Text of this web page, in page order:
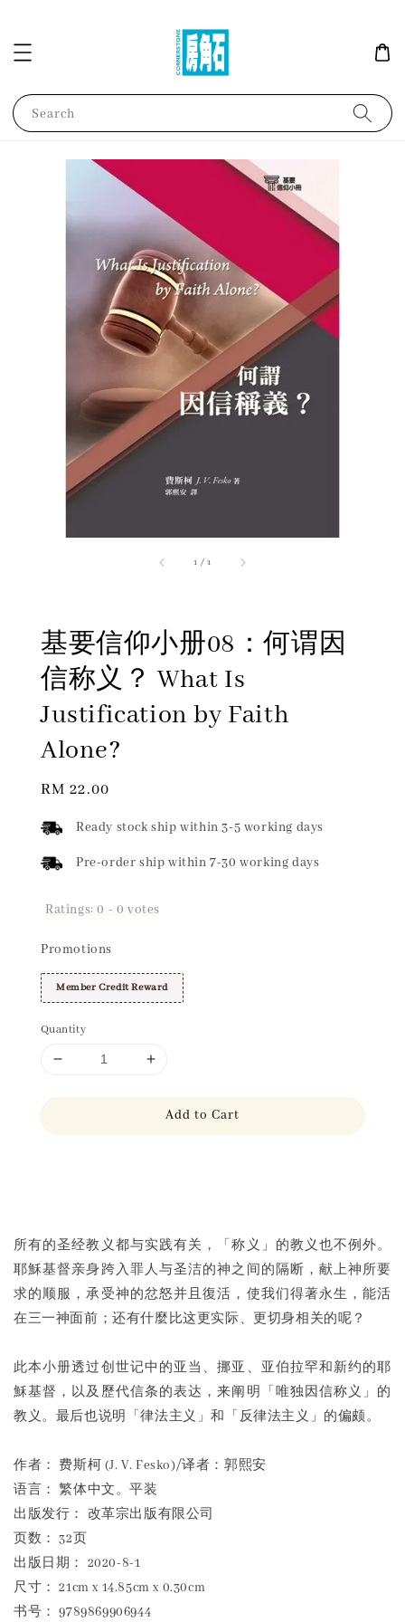
Search
1 /1
基要信仰小册08：何谓因
信称义？ What Is
Justification by Faith
Alone?
Regular
RM 22.00
Ready stock ship within 3-5 working days
Pre-order ship within 7-30 working days
Ratings:0 - 0 votes
Promotions
Member Credit Reward
Quantity
Add to Cart
所有的圣经教义都与实践有关，「称义」的教义也不例外。
耶穌基督亲身跨入罪人与圣洁的神之间的隔断，献上神所要
求的顺服，承受神的忿怒并且復活，使我们得著永生，能活
在三一神面前；还有什麼比这更实际、更切身相关的呢？
此本小册透过创世记中的亚当、挪亚、亚伯拉罕和新约的耶
穌基督，以及歷代信条的表达，来阐明「唯独因信称义」的
教义。最后也说明「律法主义」和「反律法主义」的偏颇。
作者： 费斯柯 (J. V. Fesko)/译者：郭熙安
语言： 繁体中文。平装
出版发行： 改革宗出版有限公司
页数： 32页
出版日期： 2020-8-1
尺寸： 21cm x 14.85cm x 0.30cm
书号： 9789869906944